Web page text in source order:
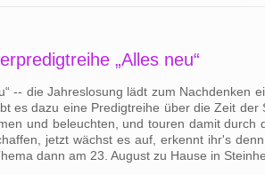
„Alles neu“
-- die Jahreslosung lädt zum Nachdenken
es dazu eine Predigtreihe über die Zeit
und beleuchten, und touren damit durch
jetzt wächst es auf, erkennt ihr's
dann am 23. August zu Hause in